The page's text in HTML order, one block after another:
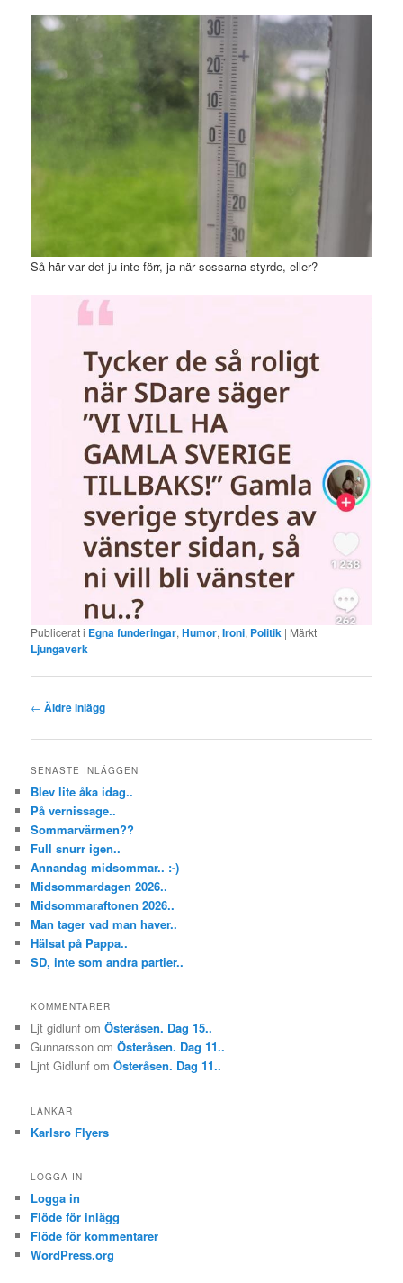
Så här var det ju inte förr, ja när sossarna styrde, eller?
Publicerat i Egna funderingar,Humor,Ironi, Politik | Märkt
Ljungaverk
Inläggsnavigering
← Äldre inlägg
SENASTE INLÄGGEN
Blev lite åka idag..
På vernissage..
Sommarvärmen??
Full snurr igen..
Annandag midsommar.. :-)
Midsommardagen 2026..
Midsommaraftonen 2026..
Man tager vad man haver..
Hälsat på Pappa..
SD, inte som andra partier..
KOMMENTARER
Ljt gidlunf omÖsteråsen. Dag 15..
Gunnarsson omÖsteråsen. Dag 11..
Ljnt Gidlunf omÖsteråsen. Dag 11..
LÄNKAR
Karlsro Flyers
LOGGA IN
Logga in
Flöde för inlägg
Flöde för kommentarer
WordPress.org